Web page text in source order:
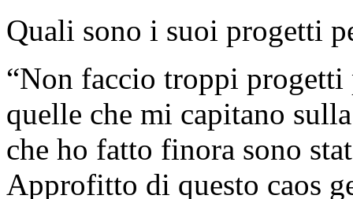
Quali sono i suoi progetti
“Non faccio troppi progetti
quelle che mi capitano
che ho fatto finora sono
Approfitto di questo caos